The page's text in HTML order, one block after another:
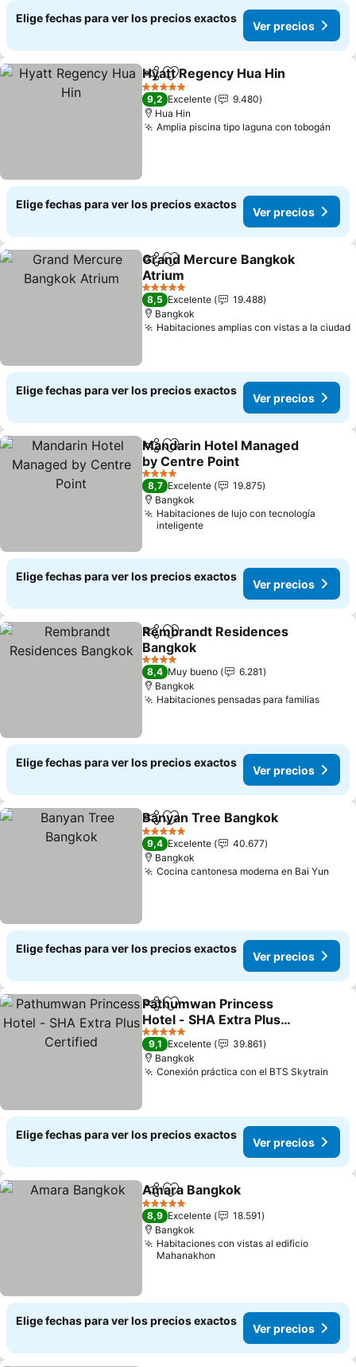
Elige fechas para ver los precios exactos
Ver precios
CompartirAgregar a favoritos
Hyatt Regency Hua Hin
5 Estrellas
9,2 Excelente
9.480
Hua Hin
Amplia piscina tipo laguna con tobogán
Elige fechas para ver los precios exactos
Ver precios
CompartirAgregar a favoritos
Grand Mercure Bangkok
Atrium
5 Estrellas
8,5 Excelente
19.488
Bangkok
Habitaciones amplias con vistas a la ciudad
Elige fechas para ver los precios exactos
Ver precios
CompartirAgregar a favoritos
Mandarin Hotel Managed
by Centre Point
4 Estrellas
8,7 Excelente
19.875
Bangkok
Habitaciones de lujo con tecnología
inteligente
Elige fechas para ver los precios exactos
Ver precios
CompartirAgregar a favoritos
Rembrandt Residences
Bangkok
4 Estrellas
8,4 Muy bueno
6.281
Bangkok
Habitaciones pensadas para familias
Elige fechas para ver los precios exactos
Ver precios
CompartirAgregar a favoritos
Banyan Tree Bangkok
5 Estrellas
9,4 Excelente
40.677
Bangkok
Cocina cantonesa moderna en Bai Yun
Elige fechas para ver los precios exactos
Ver precios
CompartirAgregar a favoritos
Pathumwan Princess
Hotel - SHA Extra Plus
Certified
5 Estrellas
9,1 Excelente
39.861
Bangkok
Conexión práctica con el BTS Skytrain
Elige fechas para ver los precios exactos
Ver precios
CompartirAgregar a favoritos
Amara Bangkok
5 Estrellas
8,9 Excelente
18.591
Bangkok
Habitaciones con vistas al edificio
Mahanakhon
Elige fechas para ver los precios exactos
Ver precios